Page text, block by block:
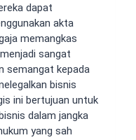
dapat
akta
memangkas
sangat
semangat kepada
bisnis
ini bertujuan untuk
dalam jangka
yang sah